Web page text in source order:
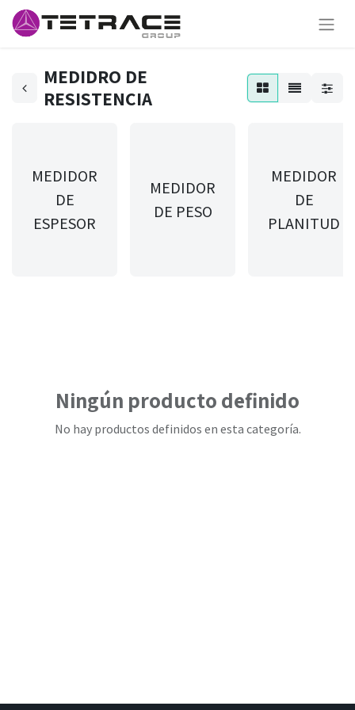
MEDIDRO DE
RESISTENCIA
MEDIDOR
DE
ESPESOR
MEDIDOR
DE PESO
MEDIDOR
DE
PLANITUD
Ningún producto definido
No hay productos definidos en esta categoría.